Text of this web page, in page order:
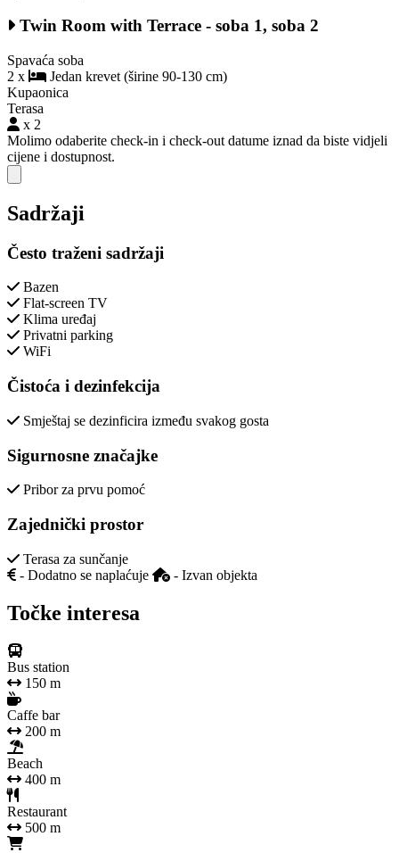
Twin Room with Terrace - soba 1, soba 2
Spavaća soba
2 x
Jedan krevet (širine 90-130 cm)
Kupaonica
Terasa
x 2
Molimo odaberite check-in i check-out datume iznad da biste vidjeli
cijene i dostupnost.
Close modal
Sadržaji
Često traženi sadržaji
Bazen
Flat-screen TV
Klima uređaj
Privatni parking
WiFi
Čistoća i dezinfekcija
Smještaj se dezinficira između svakog gosta
Sigurnosne značajke
Pribor za prvu pomoć
Zajednički prostor
Terasa za sunčanje
- Dodatno se naplaćuje
- Izvan objekta
Točke interesa
Bus station
150 m
Caffe bar
200 m
Beach
400 m
Restaurant
500 m